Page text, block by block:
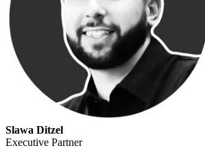
Slawa Ditzel
Executive Partner